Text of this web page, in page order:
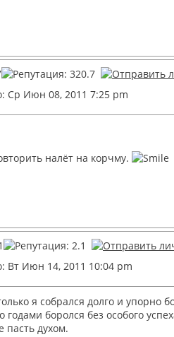
Ср Июн 08, 2011 7:25 pm
налёт на корчму.
Вт Июн 14, 2011 10:04 pm
я собрался долго и
годами боролся без особого
пасть духом.